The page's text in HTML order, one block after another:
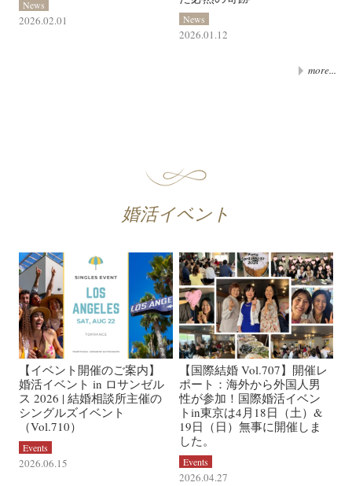
News
2026.02.01 News
2026.01.12
more...
婚活イベント
【イベント開催のご案内】
婚活イベント in ロサンゼル
ス 2026 | 結婚相談所主催の
シングルズイベント
（Vol.710）
Events
2026.06.15
【国際結婚 Vol.707】開催レ
ポート：海外から外国人男
性が参加！国際婚活イベン
トin東京は4月18日（土）&
19日（日）無事に開催しま
した。
Events
2026.04.27